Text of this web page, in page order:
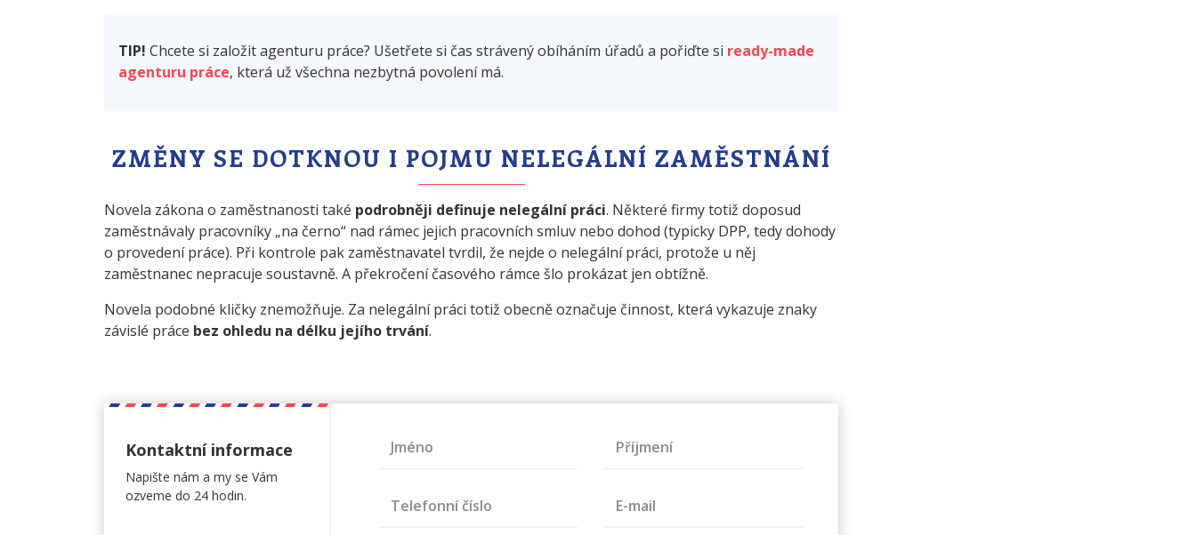
TIP! Chcete si založit agenturu práce? Ušetřete si čas strávený obíháním úřadů a pořiďte si ready-made
agenturu práce, která už všechna nezbytná povolení má.
ZMĚNY SE DOTKNOU I POJMU NELEGÁLNÍ ZAMĚSTNÁNÍ
Novela zákona o zaměstnanosti také podrobněji definuje nelegální práci. Některé firmy totiž doposud
zaměstnávaly pracovníky „na černo“ nad rámec jejich pracovních smluv nebo dohod (typicky DPP, tedy dohody
o provedení práce). Při kontrole pak zaměstnavatel tvrdil, že nejde o nelegální práci, protože u něj
zaměstnanec nepracuje soustavně. A překročení časového rámce šlo prokázat jen obtížně.
Novela podobné kličky znemožňuje. Za nelegální práci totiž obecně označuje činnost, která vykazuje znaky
závislé práce bez ohledu na délku jejího trvání.
Kontaktní informace
Napište nám a my se Vám
ozveme do 24 hodin.
Jméno Příjmení
Telefonní číslo E-mail